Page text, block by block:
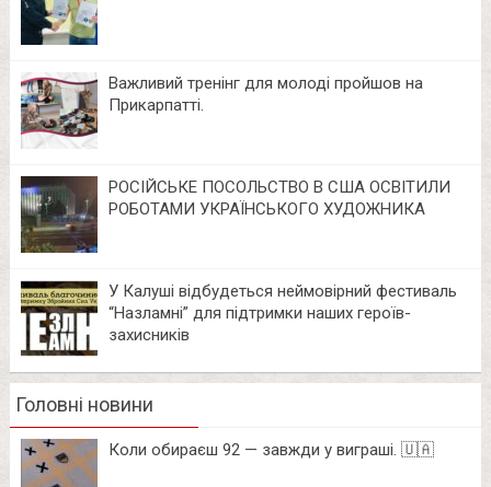
Важливий тренінг для молоді пройшов на
Прикарпатті.
РОСІЙСЬКЕ ПОСОЛЬСТВО В США ОСВІТИЛИ
РОБОТАМИ УКРАЇНСЬКОГО ХУДОЖНИКА
У Калуші відбудеться неймовірний фестиваль
“Назламні” для підтримки наших героїв-
захисників
Головні новини
Коли обираєш 92 — завжди у виграші. 🇺🇦